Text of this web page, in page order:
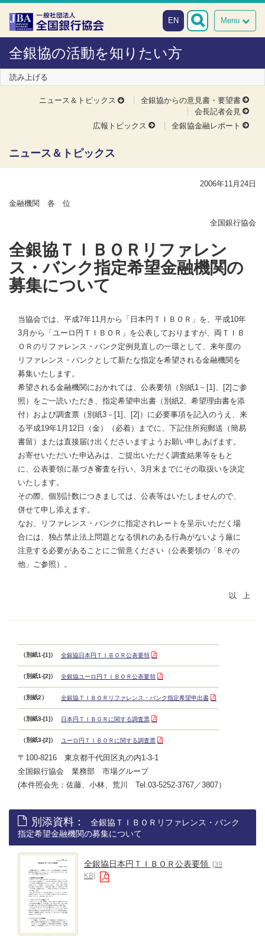
本文へスキップ
障がい者向け相談窓口
Menu
EN
全銀協の活動を知りたい方
読み上げる
ニュース＆トピックス
全銀協からの意見書・要望書
会長記者会見
広報トピックス
全銀協金融レポート
ニュース＆トピックス
2006年11月24日
金融機関 各 位
全国銀行協会
全銀協ＴＩＢＯＲリファレン
ス・バンク指定希望金融機関の
募集について
当協会では、平成7年11月から「日本円ＴＩＢＯＲ」を、平成10年
3月から「ユーロ円ＴＩＢＯＲ」を公表しておりますが、両ＴＩＢ
ＯＲのリファレンス・バンク定例見直しの一環として、来年度の
リファレンス・バンクとして新たな指定を希望される金融機関を
募集いたします。
希望される金融機関におかれては、公表要領（別紙1－[1]、[2]ご参
照）をご一読いただき、指定希望申出書（別紙2、希望理由書を添
付）および調査票（別紙3－[1]、[2]）に必要事項を記入のうえ、来
る平成19年1月12日（金）（必着）までに、下記住所宛郵送（簡易
書留）または直接届け出くださいますようお願い申しあげます。
お寄せいただいた申込みは、ご提出いただく調査結果等をもと
に、公表要領に基づき審査を行い、3月末までにその取扱いを決定
いたします。
その際、個別計数につきましては、公表等はいたしませんので、
併せて申し添えます。
なお、リファレンス・バンクに指定されレートを呈示いただく場
合には、独占禁止法上問題となる惧れのある行為がないよう厳に
注意する必要があることにご留意ください（公表要領の「8.その
他」ご参照）。
（別紙1-[1]） 全銀協日本円ＴＩＢＯＲ公表要領
（別紙1-[2]） 全銀協ユーロ円ＴＩＢＯＲ公表要領
（別紙2） 全銀協ＴＩＢＯＲリファレンス・バンク指定希望申出書
（別紙3-[1]） 日本円ＴＩＢＯＲに関する調査票
（別紙3-[2]） ユーロ円ＴＩＢＯＲに関する調査票
〒100-8216 東京都千代田区丸の内1-3-1
全国銀行協会 業務部 市場グループ
(本件照会先：佐藤、小林、荒川 Tel.03-5252-3767／3807）
別添資料：
全銀協ＴＩＢＯＲリファレンス・バンク
指定希望金融機関の募集について
全銀協日本円ＴＩＢＯＲ公表要領
[39
KB]